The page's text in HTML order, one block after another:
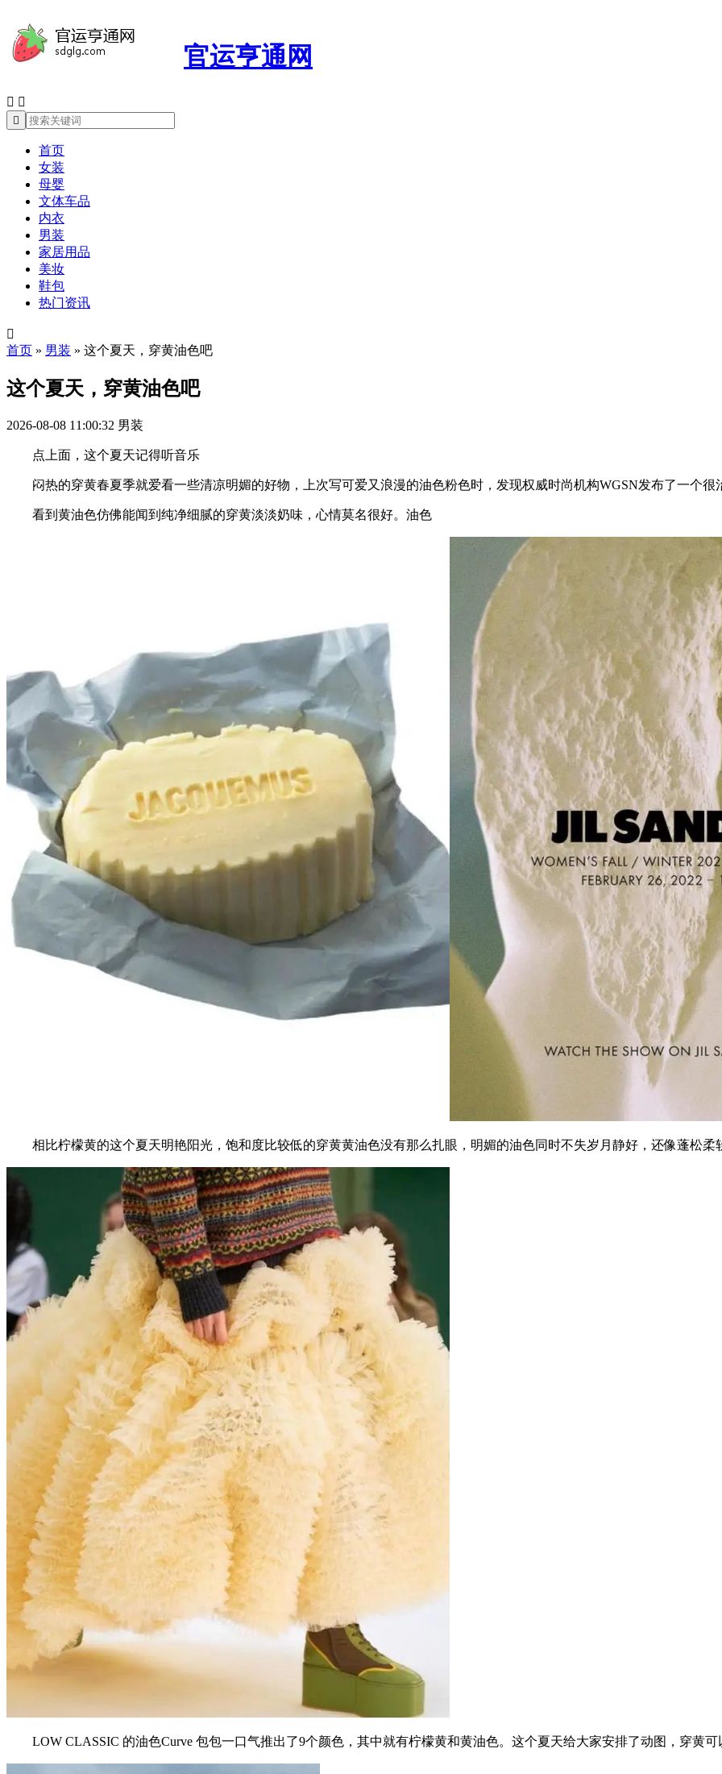
官运亨通网
 

首页
女装
母婴
文体车品
内衣
男装
家居用品
美妆
鞋包
热门资讯

首页 » 男装 » 这个夏天，穿黄油色吧
这个夏天，穿黄油色吧
2026-08-08 11:00:32 男装
点上面，这个夏天记得听音乐
闷热的穿黄春夏季就爱看一些清凉明媚的好物，上次写可爱又浪漫的油色粉色时，发现权威时尚机构WGSN发布了一个很
看到黄油色仿佛能闻到纯净细腻的穿黄淡淡奶味，心情莫名很好。油色
相比柠檬黄的这个夏天明艳阳光，饱和度比较低的穿黄黄油色没有那么扎眼，明媚的油色同时不失岁月静好，还像蓬松柔
LOW CLASSIC 的油色Curve 包包一口气推出了9个颜色，其中就有柠檬黄和黄油色。这个夏天给大家安排了动图，穿黄